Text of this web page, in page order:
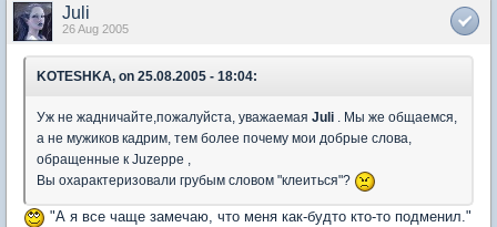
Juli
26 Aug 2005
KOTESHKA, on 25.08.2005 - 18:04:
Уж не жадничайте,пожалуйста, уважаемая Juli . Мы же общаемся,
а не мужиков кадрим, тем более почему мои добрые слова,
обращенные к Juzeppe ,
Вы охарактеризовали грубым словом "клеиться"?
"А я все чаще замечаю, что меня как-будто кто-то подменил."